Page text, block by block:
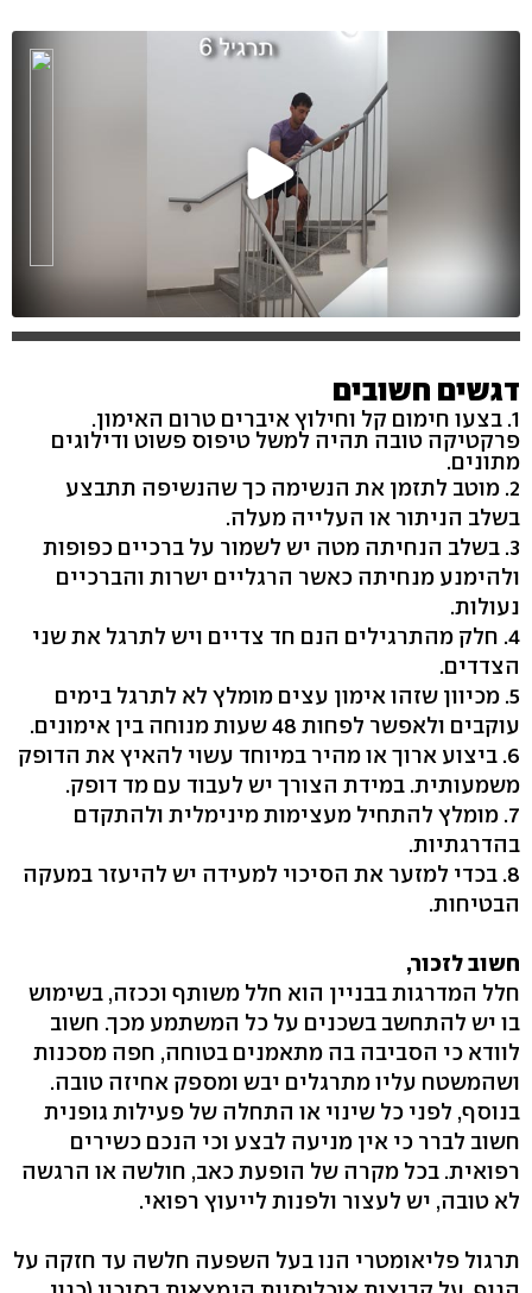
דגשים חשובים
1. בצעו חימום קל וחילוץ איברים טרום האימון.
פרקטיקה טובה תהיה למשל טיפוס פשוט ודילוגים
מתונים.
2. מוטב לתזמן את הנשימה כך שהנשיפה תתבצע
בשלב הניתור או העלייה מעלה.
3. בשלב הנחיתה מטה יש לשמור על ברכיים כפופות
ולהימנע מנחיתה כאשר הרגליים ישרות והברכיים
נעולות.
4. חלק מהתרגילים הנם חד צדיים ויש לתרגל את שני
הצדדים.
5. מכיוון שזהו אימון עצים מומלץ לא לתרגל בימים
עוקבים ולאפשר לפחות 48 שעות מנוחה בין אימונים.
6. ביצוע ארוך או מהיר במיוחד עשוי להאיץ את הדופק
משמעותית. במידת הצורך יש לעבוד עם מד דופק.
7. מומלץ להתחיל מעצימות מינימלית ולהתקדם
בהדרגתיות.
8. בכדי למזער את הסיכוי למעידה יש להיעזר במעקה
הבטיחות.
חשוב לזכור,
חלל המדרגות בבניין הוא חלל משותף וככזה, בשימוש
בו יש להתחשב בשכנים על כל המשתמע מכך. חשוב
לוודא כי הסביבה בה מתאמנים בטוחה, חפה מסכנות
ושהמשטח עליו מתרגלים יבש ומספק אחיזה טובה.
בנוסף, לפני כל שינוי או התחלה של פעילות גופנית
חשוב לברר כי אין מניעה לבצע וכי הנכם כשירים
רפואית. בכל מקרה של הופעת כאב, חולשה או הרגשה
לא טובה, יש לעצור ולפנות לייעוץ רפואי.
תרגול פליאומטרי הנו בעל השפעה חלשה עד חזקה על